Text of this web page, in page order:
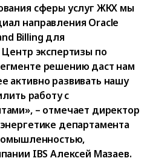
сферы услуг ЖКХ мы
направления Oracle
Billing для
экспертизы по
решению даст нам
активно развивать нашу
работу с
– отмечает директор
департамента
IBS Алексей Мазаев.